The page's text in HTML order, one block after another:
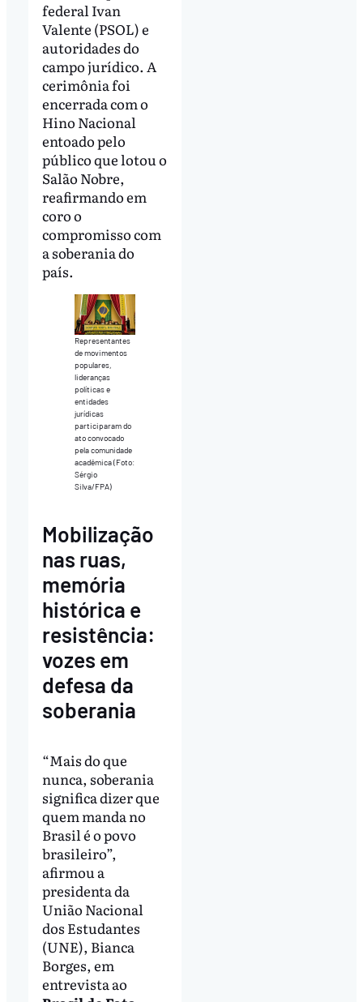
federal Ivan
Valente (PSOL) e
autoridades do
campo jurídico. A
cerimônia foi
encerrada com o
Hino Nacional
entoado pelo
público que lotou o
Salão Nobre,
reafirmando em
coro o
compromisso com
a soberania do
país.
Representantes
de movimentos
populares,
lideranças
políticas e
entidades
jurídicas
participaram do
ato convocado
pela comunidade
acadêmica (Foto:
Sérgio
Silva/FPA)
Mobilização
nas ruas,
memória
histórica e
resistência:
vozes em
defesa da
soberania
“Mais do que
nunca, soberania
significa dizer que
quem manda no
Brasil é o povo
brasileiro”,
afirmou a
presidenta da
União Nacional
dos Estudantes
(UNE), Bianca
Borges, em
entrevista ao